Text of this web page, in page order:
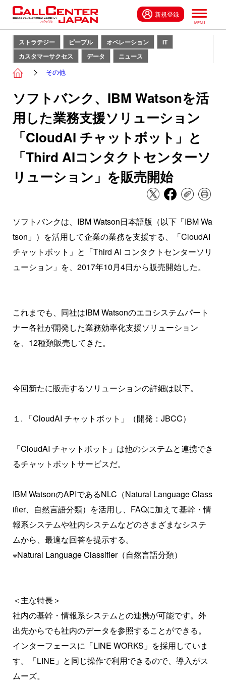
新規登録
ストラテジー ピープル オペレーション
IT
カスタマーサクセス
データ ニュース
その他
ソフトバンク、IBM Watsonを活
用した業務支援ソリューション
「CloudAI チャットボット」と
「Third AIコンタクトセンターソ
リューション」を販売開始
ソフトバンクは、IBM Watson日本語版（以下「IBM Wa
tson」）を活用して企業の業務を支援する、「CloudAI
チャットボット」と「Third AI コンタクトセンターソリ
ューション」を、2017年10月4日から販売開始した。
これまでも、同社はIBM Watsonのエコシステムパート
ナー各社が開発した業務効率化支援ソリューション
を、12種類販売してきた。
今回新たに販売するソリューションの詳細は以下。
１. 「CloudAI チャットボット」（開発：JBCC）
「CloudAI チャットボット」は他のシステムと連携でき
るチャットボットサービスだ。
IBM WatsonのAPIであるNLC（Natural Language Class
ifier、自然言語分類）を活用し、FAQに加えて基幹・情
報系システムや社内システムなどのさまざまなシステ
ムから、最適な回答を提示する。
※Natural Language Classifier（自然言語分類）
＜主な特長＞
社内の基幹・情報系システムとの連携が可能です。外
出先からでも社内のデータを参照することができる。
インターフェースに「LINE WORKS」を採用していま
す。「LINE」と同じ操作で利用できるので、導入がス
ムーズ。